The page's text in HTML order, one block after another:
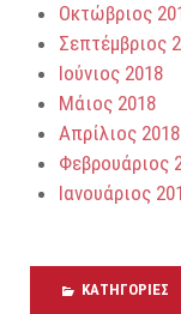
Οκτώβριος
Σεπτέμβριος
Ιούνιος 2018
Μάιος 2018
Απρίλιος 2018
Φεβρουάριος
Ιανουάριος
KΑΤΗΓΟΡΊΕΣ